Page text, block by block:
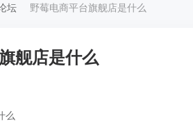
坛 野莓电商平台旗舰店是什么
舰店是什么
么